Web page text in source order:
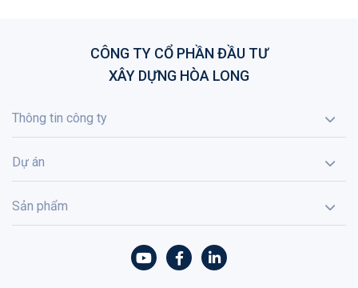
CÔNG TY CỔ PHẦN ĐẦU TƯ
XÂY DỰNG HÒA LONG
Thông tin công ty
Dự án
Sản phẩm